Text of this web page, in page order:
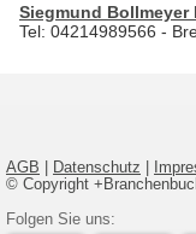
Siegmund Bollmeyer
Tel: 04214989566 -
AGB Datenschutz
© Copyright
Folgen Sie uns: